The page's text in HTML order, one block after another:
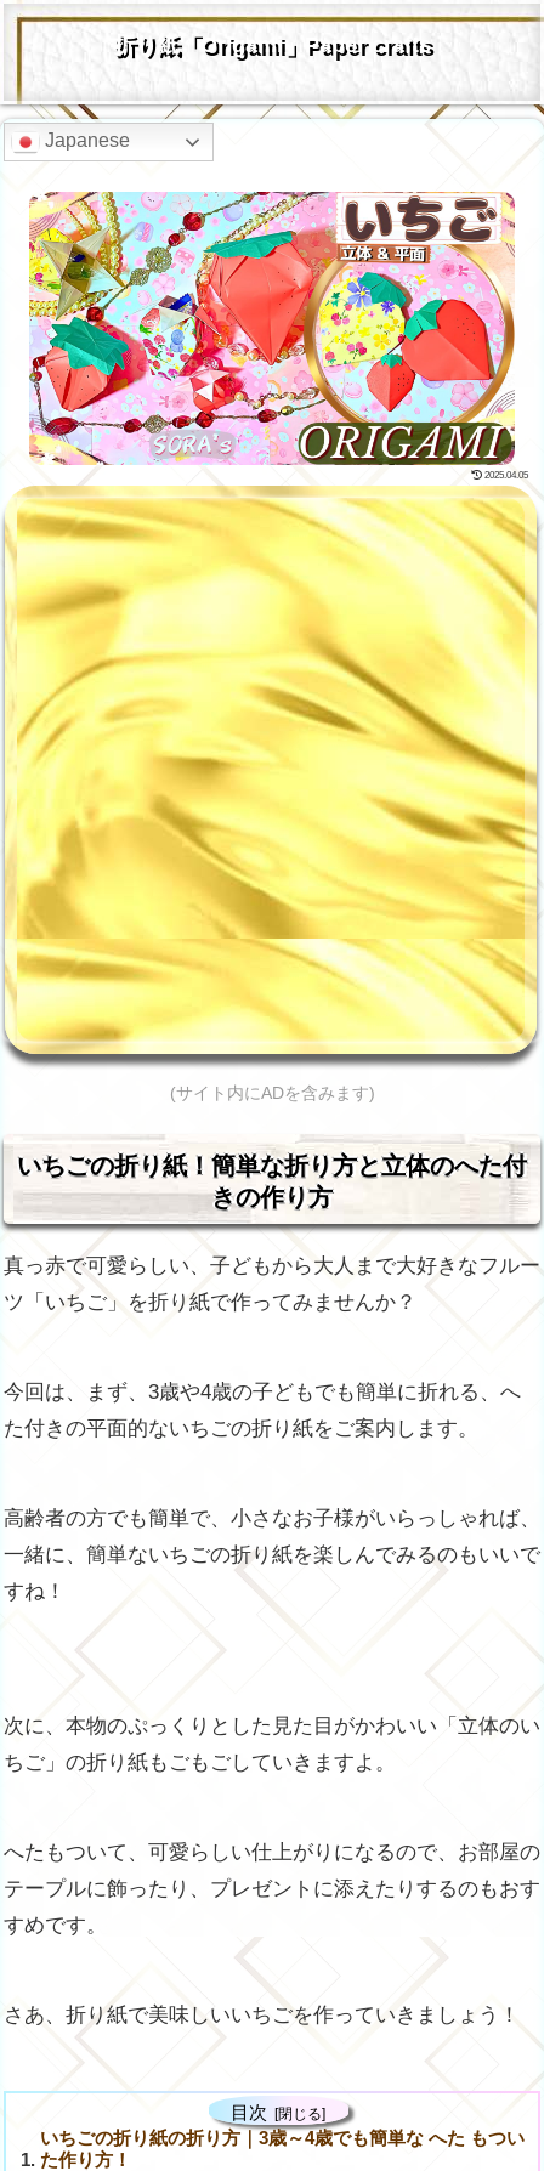
折り紙「Origami」Paper crafts
Japanese
2025.04.05
(サイト内にADを含みます)
いちごの折り紙！簡単な折り方と立体のへた付
きの作り方
真っ赤で可愛らしい、子どもから大人まで大好きなフルー
ツ「いちご」を折り紙で作ってみませんか？
今回は、まず、3歳や4歳の子どもでも簡単に折れる、へ
た付きの平面的ないちごの折り紙をご案内します。
高齢者の方でも簡単で、小さなお子様がいらっしゃれば、
一緒に、簡単ないちごの折り紙を楽しんでみるのもいいで
すね！
次に、本物のぷっくりとした見た目がかわいい「立体のい
ちご」の折り紙もごもごしていきますよ。
へたもついて、可愛らしい仕上がりになるので、お部屋の
テープルに飾ったり、プレゼントに添えたりするのもおす
すめです。
さあ、折り紙で美味しいいちごを作っていきましょう！
目次
いちごの折り紙の折り方｜3歳～4歳でも簡単な へた もつい
た作り方！